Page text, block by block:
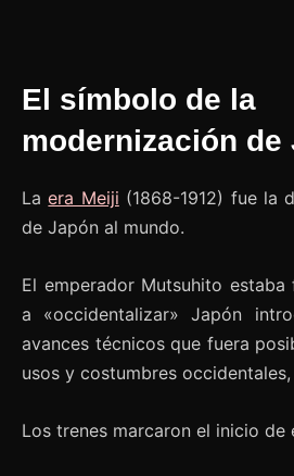
El símbolo de la
modernización de
Laera Meiji (1868-1912) fue la
de Japón al mundo.
El emperador Mutsuhito
a «occidentalizar» Japón
avances técnicos que fuera
usos y costumbres
Los trenes marcaron el inicio de